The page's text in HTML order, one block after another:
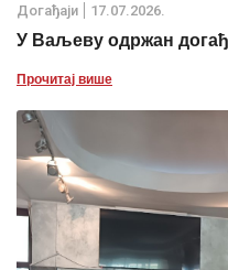
Дoгађаjи 17.07.2026.
У Ваљеву одржан
Прочитај више